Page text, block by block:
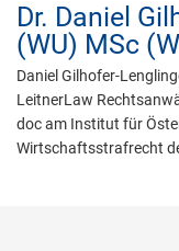
Dr. Daniel
(WU) MSc
Daniel Gilhofer-
LeitnerLaw
doc am Institut für
Wirtschaftsstrafrecht